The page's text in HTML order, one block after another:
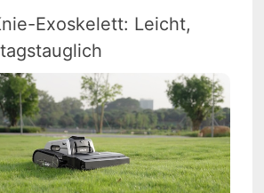
Exoskelett: Leicht,